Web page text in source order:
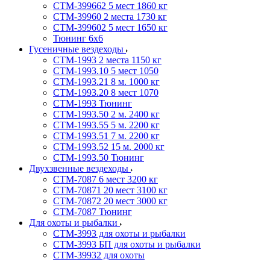
СТМ-399662 5 мест 1860 кг
СТМ-39960 2 места 1730 кг
СТМ-399602 5 мест 1650 кг
Тюнинг 6х6
Гусеничные вездеходы
СТМ-1993 2 места 1150 кг
СТМ-1993.10 5 мест 1050
СТМ-1993.21 8 м. 1000 кг
СТМ-1993.20 8 мест 1070
СТМ-1993 Тюнинг
СТМ-1993.50 2 м. 2400 кг
СТМ-1993.55 5 м. 2200 кг
СТМ-1993.51 7 м. 2200 кг
СТМ-1993.52 15 м. 2000 кг
СТМ-1993.50 Тюнинг
Двухзвенные вездеходы
СТМ-7087 6 мест 3200 кг
СТМ-70871 20 мест 3100 кг
СТМ-70872 20 мест 3000 кг
СТМ-7087 Тюнинг
Для охоты и рыбалки
СТМ-3993 для охоты и рыбалки
СТМ-3993 БП для охоты и рыбалки
СТМ-39932 для охоты